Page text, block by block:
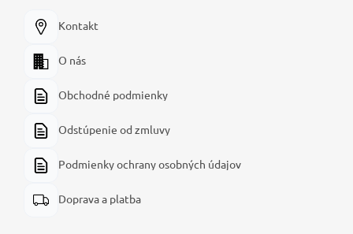
Kontakt
O nás
Obchodné podmienky
Odstúpenie od zmluvy
Podmienky ochrany osobných údajov
Doprava a platba